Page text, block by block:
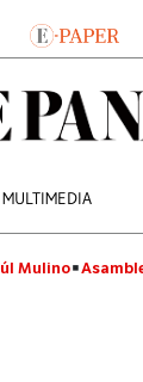
MULTIMEDIA
Mulino